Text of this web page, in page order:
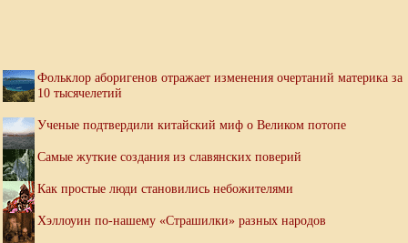
Фольклор аборигенов отражает изменения очертаний материка за
10 тысячелетий
Ученые подтвердили китайский миф о Великом потопе
Самые жуткие создания из славянских поверий
Как простые люди становились небожителями
Хэллоуин по-нашему «Страшилки» разных народов